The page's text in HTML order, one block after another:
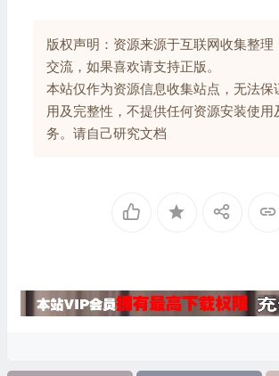
版权声明：资源来源于互联网收集整理
交流，如果喜欢请支持正版。
本站仅作为资源信息收集站点，无法保
用及完整性，不提供任何资源安装使用
务。请自己研究文档